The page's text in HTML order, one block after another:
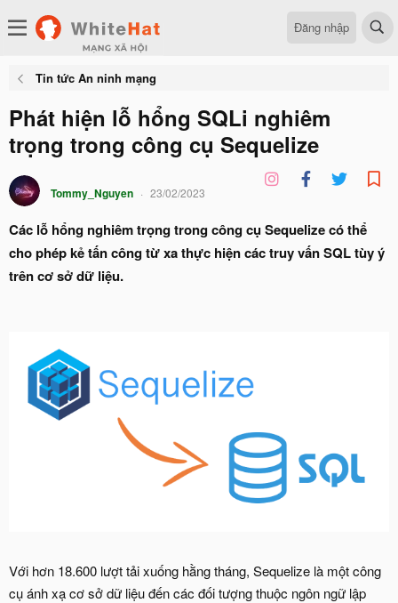
Đăng nhập
Tin tức An ninh mạng
Phát hiện lỗ hổng SQLi nghiêm
trọng trong công cụ Sequelize
Tommy_Nguyen 23/02/2023
Các lỗ hổng nghiêm trọng trong công cụ Sequelize có thể
cho phép kẻ tấn công từ xa thực hiện các truy vấn SQL tùy ý
trên cơ sở dữ liệu.
Với hơn 18.600 lượt tải xuống hằng tháng, Sequelize là một công
cụ ánh xạ cơ sở dữ liệu đến các đối tượng thuộc ngôn ngữ lập